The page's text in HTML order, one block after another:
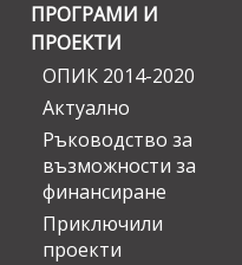
ПРОГРАМИ И
ПРОЕКТИ
ОПИК 2014-2020
Актуално
Ръководство за
възможности за
финансиране
Приключили
проекти